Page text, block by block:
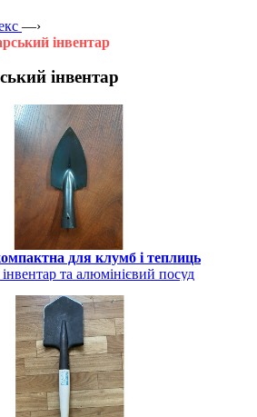
—›
інвентар
інвентар
для клумб і теплиць
та алюмінієвий посуд